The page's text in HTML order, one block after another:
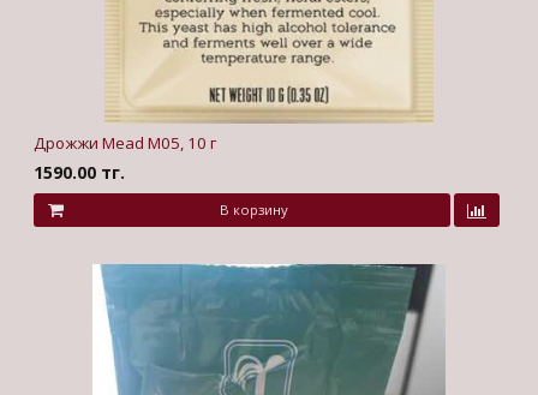
Дрожжи Mead M05, 10 г
1590.00 тг.
В корзину